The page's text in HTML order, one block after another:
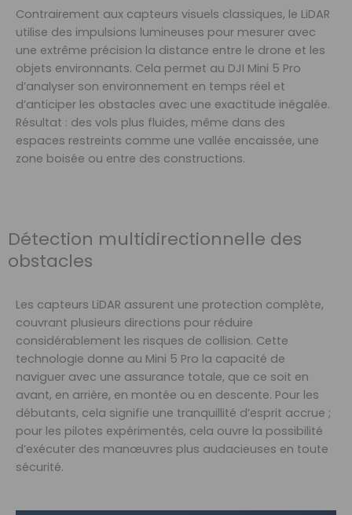
Contrairement aux capteurs visuels classiques, le LiDAR
utilise des impulsions lumineuses pour mesurer avec
une extrême précision la distance entre le drone et les
objets environnants. Cela permet au DJI Mini 5 Pro
d’analyser son environnement en temps réel et
d’anticiper les obstacles avec une exactitude inégalée.
Résultat : des vols plus fluides, même dans des
espaces restreints comme une vallée encaissée, une
zone boisée ou entre des constructions.
Détection multidirectionnelle des
obstacles
Les capteurs LiDAR assurent une protection complète,
couvrant plusieurs directions pour réduire
considérablement les risques de collision. Cette
technologie donne au Mini 5 Pro la capacité de
naviguer avec une assurance totale, que ce soit en
avant, en arrière, en montée ou en descente. Pour les
débutants, cela signifie une tranquillité d’esprit accrue ;
pour les pilotes expérimentés, cela ouvre la possibilité
d’exécuter des manœuvres plus audacieuses en toute
sécurité.